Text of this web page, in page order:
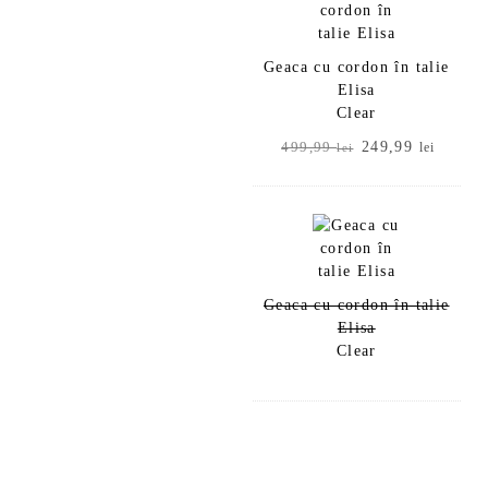
Geaca cu cordon în talie
Elisa
Clear
499,99lei
Prețul
a
249,99 lei
este:
Geaca cu cordon în talie
Elisa
Clear